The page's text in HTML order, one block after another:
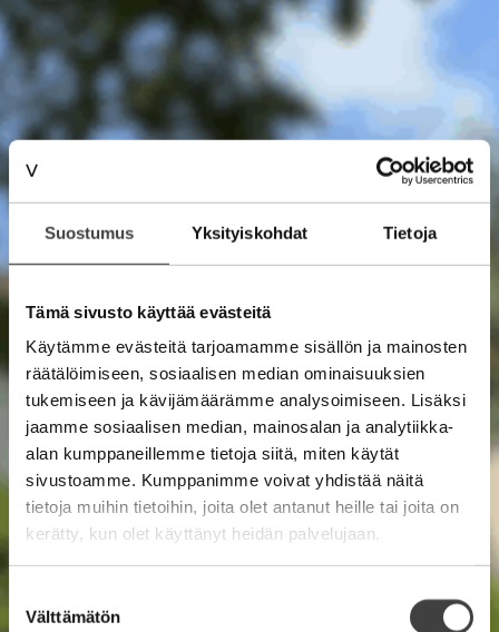
Suostumus Yksityiskohdat Tietoja
Tämä sivusto käyttää evästeitä
Käytämme evästeitä tarjoamamme sisällön ja mainosten
räätälöimiseen, sosiaalisen median ominaisuuksien
tukemiseen ja kävijämäärämme analysoimiseen. Lisäksi
jaamme sosiaalisen median, mainosalan ja analytiikka-
alan kumppaneillemme tietoja siitä, miten käytät
sivustoamme. Kumppanimme voivat yhdistää näitä
tietoja muihin tietoihin, joita olet antanut heille tai joita on
kerätty, kun olet käyttänyt heidän palvelujaan.
valinta
Välttämätön